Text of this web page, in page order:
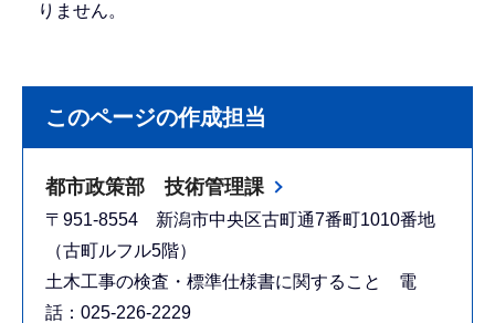
りません。
このページの作成担当
都市政策部 技術管理課
〒951-8554 新潟市中央区古町通7番町1010番地
（古町ルフル5階）
土木工事の検査・標準仕様書に関すること 電
話：025-226-2229